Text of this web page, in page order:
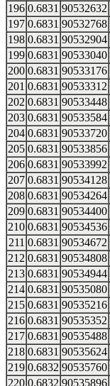
196 0.6831 90532632
197 0.6831 90532768
198 0.6831 90532904
199 0.6831 90533040
200 0.6831 90533176
201 0.6831 90533312
202 0.6831 90533448
203 0.6831 90533584
204 0.6831 90533720
205 0.6831 90533856
206 0.6831 90533992
207 0.6831 90534128
208 0.6831 90534264
209 0.6831 90534400
210 0.6831 90534536
211 0.6831 90534672
212 0.6831 90534808
213 0.6831 90534944
214 0.6831 90535080
215 0.6831 90535216
216 0.6831 90535352
217 0.6831 90535488
218 0.6831 90535624
219 0.6832 90535760
220 0.6832 90535896